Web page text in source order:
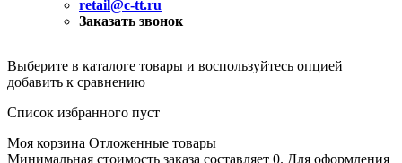
retail@c-tt.ru
Заказать звонок
Выберите в каталоге товары и воспользуйтесь опцией
добавить к сравнению
Список избранного пуст
Моя корзина Отложенные товары
Минимальная стоимость заказа составляет 0. Для оформления